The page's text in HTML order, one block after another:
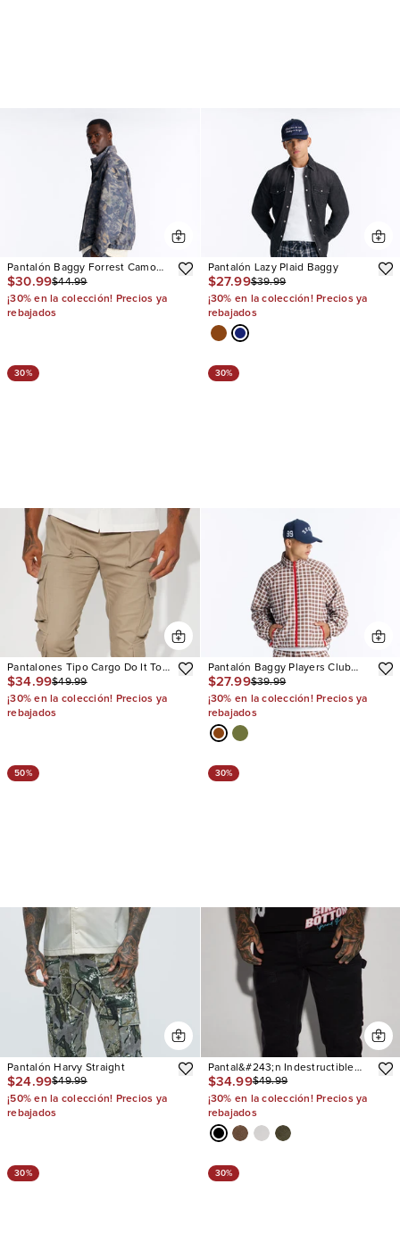
Pantalón Baggy Forrest Camo
Track
$30.99$44.99
¡30% en la colección! Precios ya
rebajados
Pantalón Lazy Plaid Baggy
$27.99$39.99
¡30% en la colección! Precios ya
rebajados
30%
Pantalones Tipo Cargo Do It To
You
$34.99$49.99
¡30% en la colección! Precios ya
rebajados
30%
Pantalón Baggy Players Club
Side Zip
$27.99$39.99
¡30% en la colección! Precios ya
rebajados
50%
Pantalón Harvy Straight
$24.99$49.99
¡50% en la colección! Precios ya
rebajados
30%
Pantal&#243;n Indestructible
Flared Carpenter
$34.99$49.99
¡30% en la colección! Precios ya
rebajados
30% 30%